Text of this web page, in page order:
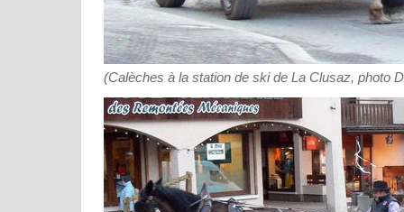
(Calèches à la station de ski de La Clusaz, photo